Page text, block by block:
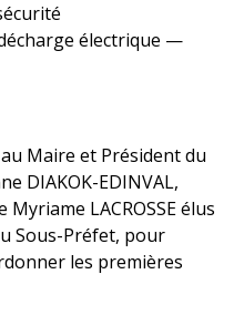
électrique —
Maire et Président du
DIAKOK-EDINVAL,
Myriame LACROSSE élus
Sous-Préfet, pour
les premières